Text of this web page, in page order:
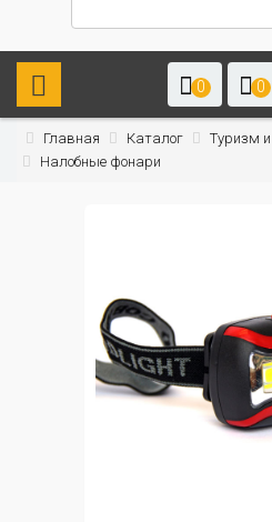
0 0
Главная Каталог Туризм
Налобные фонари